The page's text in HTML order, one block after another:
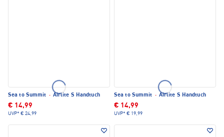
Sea to Summit · Airlite S Handtuch
€ 14,99
UVP* € 24,99
Sea to Summit · Airlite S Handtuch
€ 14,99
UVP* € 19,99